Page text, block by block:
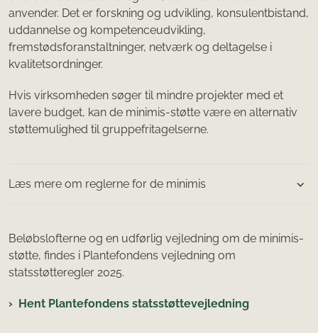
anvender. Det er forskning og udvikling, konsulentbistand,
uddannelse og kompetenceudvikling,
fremstødsforanstaltninger, netværk og deltagelse i
kvalitetsordninger.
Hvis virksomheden søger til mindre projekter med et
lavere budget, kan de minimis-støtte være en alternativ
støttemulighed til gruppefritagelserne.
Læs mere om reglerne for de minimis
Beløbslofterne og en udførlig vejledning om de minimis-
støtte, findes i Plantefondens vejledning om
statsstøtteregler 2025.
Hent Plantefondens statsstøttevejledning